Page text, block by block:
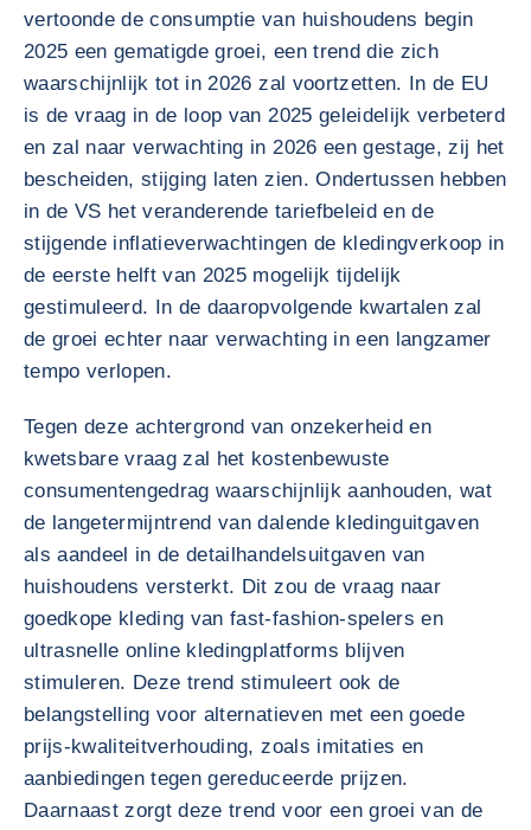
vertoonde de consumptie van huishoudens begin
2025 een gematigde groei, een trend die zich
waarschijnlijk tot in 2026 zal voortzetten. In de EU
is de vraag in de loop van 2025 geleidelijk verbeterd
en zal naar verwachting in 2026 een gestage, zij het
bescheiden, stijging laten zien. Ondertussen hebben
in de VS het veranderende tariefbeleid en de
stijgende inflatieverwachtingen de kledingverkoop in
de eerste helft van 2025 mogelijk tijdelijk
gestimuleerd. In de daaropvolgende kwartalen zal
de groei echter naar verwachting in een langzamer
tempo verlopen.
Tegen deze achtergrond van onzekerheid en
kwetsbare vraag zal het kostenbewuste
consumentengedrag waarschijnlijk aanhouden, wat
de langetermijntrend van dalende kledinguitgaven
als aandeel in de detailhandelsuitgaven van
huishoudens versterkt. Dit zou de vraag naar
goedkope kleding van fast-fashion-spelers en
ultrasnelle online kledingplatforms blijven
stimuleren. Deze trend stimuleert ook de
belangstelling voor alternatieven met een goede
prijs-kwaliteitverhouding, zoals imitaties en
aanbiedingen tegen gereduceerde prijzen.
Daarnaast zorgt deze trend voor een groei van de